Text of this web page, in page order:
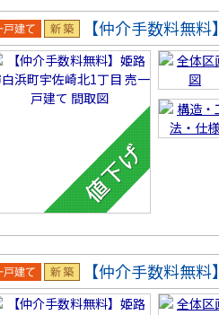
戸建 新築
【仲介手数料無
戸建 新築
【仲介手数料無